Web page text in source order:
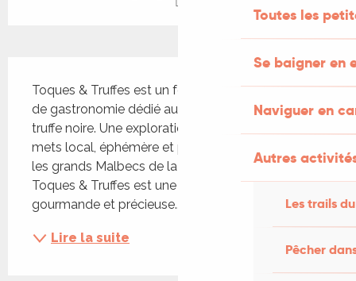
Toutes les
Se baigner en
Naviguer en
Autres
Les trails
Pêcher
Toques & Truffes est un festival annuel de vin et
de gastronomie dédié au diamant du Quercy : la
truffe noire. Une exploration de la beauté de ce
mets local, éphémère et précieux en accord avec
les grands Malbecs de la Famille Vigouroux.
Toques & Truffes est une effervescence
gourmande et précieuse...
Lire la suite